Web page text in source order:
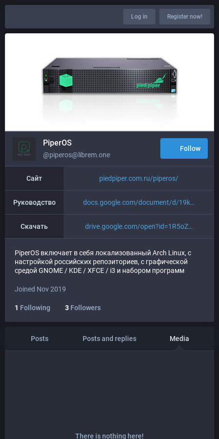
Log in Register now!
PiperOS
@piperos@librem.one
Follow
Сайт piedpiper.com.ru/piperos/
Руководство docs.google.com/document/d/19k
Скачать drive.google.com/open?id=1R5oZ
PiperOS включает в себя локализованный Arch Linux, с
настройкой российских репозиториев, с графической
средой GNOME / KDE / XFCE / i3 и набором программ
Joined Nov 2019
1 Following 3 Followers
Posts Posts and replies Media
There is nothing here!